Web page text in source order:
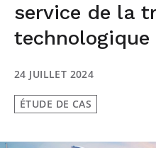
service de la
24 JUILLET 2024
ÉTUDE DE CAS